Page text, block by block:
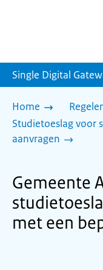
Single Digital
Home
Studietoeslag voor
aanvragen
Gemeente
met een